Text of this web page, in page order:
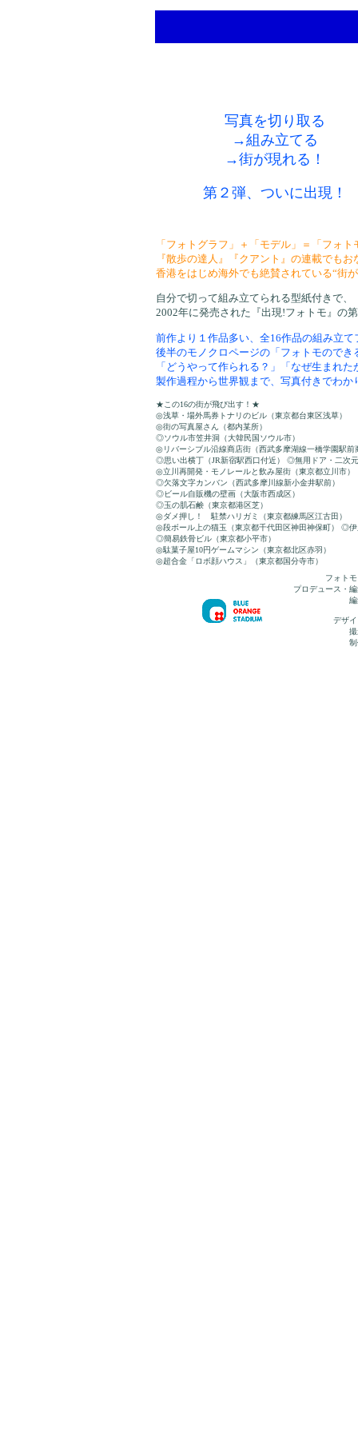
写真を切り取る
→組み立てる
→街が現れる！
第２弾、ついに出現！
「フォトグラフ」＋「モデル」＝「フォト
『散歩の達人』『クアント』の連載でもお
香港をはじめ海外でも絶賛されている“街
自分で切って組み立てられる型紙付きで、
2002年に発売された『出現!フォトモ』の
前作より１作品多い、全16作品の組み立て
後半のモノクロページの「フォトモのでき
「どうやって作られる？」「なぜ生まれた
製作過程から世界観まで、写真付きでわか
★この16の街が飛び出す！★
◎浅草・場外馬券トナリのビル（東京都台東区浅草）
◎街の写真屋さん（都内某所）
◎ソウル市笠井洞（大韓民国ソウル市）
◎リバーシブル沿線商店街（西武多摩湖線一橋学園駅前
◎思い出横丁（JR新宿駅西口付近） ◎無用ドア・二次
◎立川再開発・モノレールと飲み屋街（東京都立川市）
◎欠落文字カンバン（西武多摩川線新小金井駅前）
◎ビール自販機の壁画（大阪市西成区）
◎玉の肌石鹸（東京都港区芝）
◎ダメ押し！ 駐禁ハリガミ（東京都練馬区江古田）
◎段ボール上の猫玉（東京都千代田区神田神保町） ◎
◎簡易鉄骨ビル（東京都小平市）
◎駄菓子屋10円ゲームマシン（東京都北区赤羽）
◎超合金「ロボ顔ハウス」（東京都国分寺市）
フォト
プロデュース・
デザ